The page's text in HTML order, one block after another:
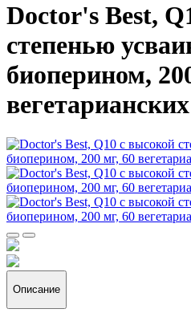
Doctor's Best,
степенью
биоперином,
Описание